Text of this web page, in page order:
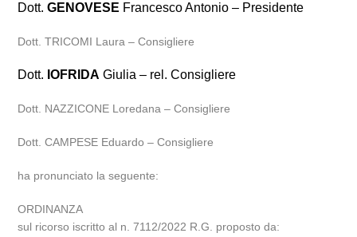
Dott.GENOVESE Francesco Antonio – Presidente
Dott. TRICOMI Laura – Consigliere
Dott. IOFRIDA Giulia – rel. Consigliere
Dott. NAZZICONE Loredana – Consigliere
Dott. CAMPESE Eduardo – Consigliere
ha pronunciato la seguente:
ORDINANZA
sul ricorso iscritto al n. 7112/2022 R.G. proposto da: